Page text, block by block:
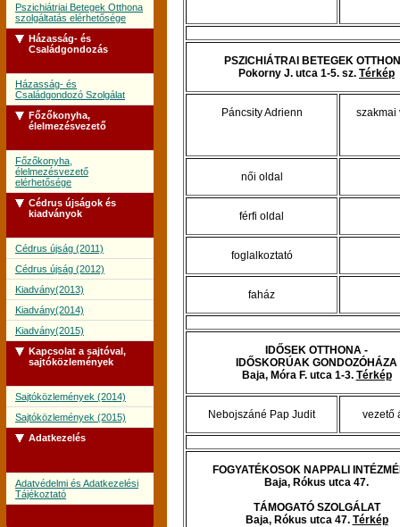
Pszichiátriai Betegek Otthona
szolgáltatás elérhetősége
Házasság- és
Családgondozás
Házasság- és
Családgondozó Szolgálat
Főzőkonyha,
élelmezésvezető
Főzőkonyha,
élelmezésvezető
elérhetősége
Cédrus újságok és
kiadványok
Cédrus újság (2011)
Cédrus újság (2012)
Kiadvány(2013)
Kiadvány(2014)
Kiadvány(2015)
Kapcsolat a sajtóval,
sajtóközlemények
Sajtóközlemények (2014)
Sajtóközlemények (2015)
Adatkezelés
Adatvédelmi és Adatkezelési
Tájékoztató
PSZICHIÁTRAI BETEGEK
Pokorny J. utca 1-5. sz. Térkép
Páncsity Adrienn szakmai
női oldal
férfi oldal
foglalkoztató
faház
IDŐSEK OTTHONA -
IDŐSKORÚAK GONDOZÓHÁZA
Baja, Móra F. utca 1-3. Térkép
Nebojszáné Pap Judit vezető
FOGYATÉKOSOK NAPPALI
Baja, Rókus utca 47.
TÁMOGATÓ SZOLGÁLAT
Baja, Rókus utca 47. Térkép